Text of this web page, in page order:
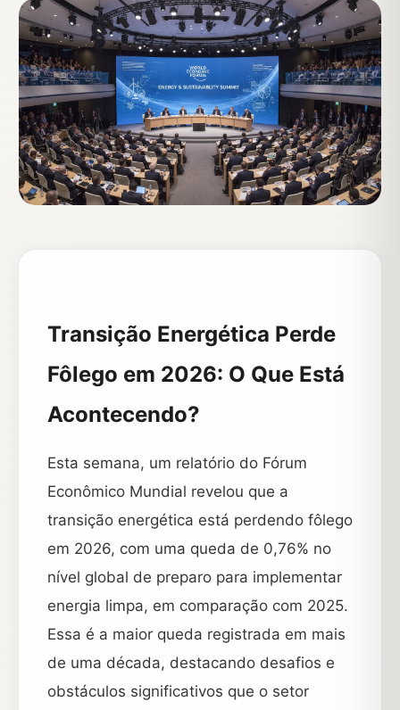
Transição Energética Perde
Fôlego em 2026: O Que Está
Acontecendo?
Esta semana, um relatório do Fórum
Econômico Mundial revelou que a
transição energética está perdendo fôlego
em 2026, com uma queda de 0,76% no
nível global de preparo para implementar
energia limpa, em comparação com 2025.
Essa é a maior queda registrada em mais
de uma década, destacando desafios e
obstáculos significativos que o setor